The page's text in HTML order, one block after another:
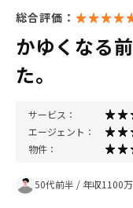
総合評価：
かゆくなる
た。
サービス：
エージェント：
物件：
50代前半 / 年収1100